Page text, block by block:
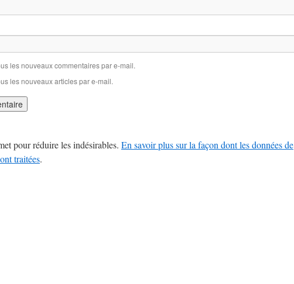
les nouveaux commentaires par e-mail.
les nouveaux articles par e-mail.
pour réduire les indésirables. En savoir plus sur la façon dont les données de
traitées.